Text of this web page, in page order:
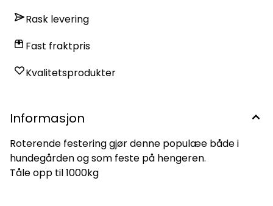
Rask levering
Fast fraktpris
Kvalitetsprodukter
Informasjon
Roterende festering gjør denne populæe både i
hundegården og som feste på hengeren.
Tåle opp til 1000kg